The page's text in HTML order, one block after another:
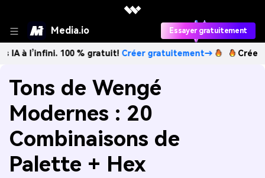
Media.io Essayer gratuitement
100 % gratuit!Créer gratuitement→ Créez des
Tons de Wengé
Modernes : 20
Combinaisons de
Palette + Hex